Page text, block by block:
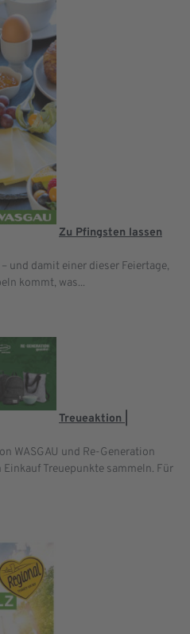
Zu Pfingsten lassen
und damit einer dieser Feiertage,
kommt, was...
Treueaktion |
WASGAU und Re-Generation
Treuepunkte sammeln. Für